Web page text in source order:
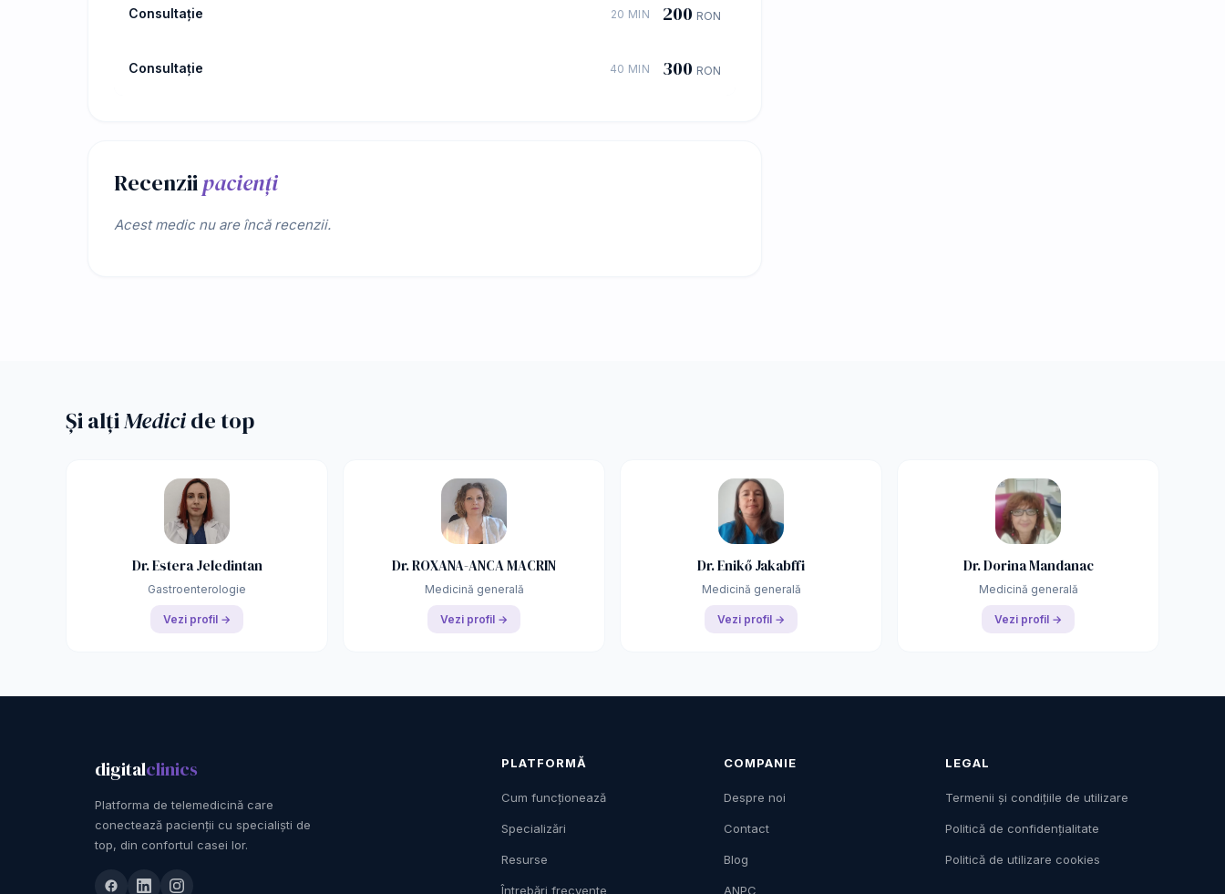
Consultație 20 MIN 200 RON
Consultație 40 MIN 300 RON
Recenziipacienți
Acest medic nu are încă recenzii.
Și alțiMedicide top
Dr. Estera Jeledintan
Gastroenterologie
Vezi profil →
Dr. ROXANA-ANCA MACRIN
Medicină generală
Vezi profil →
Dr. Enikő Jakabffi
Medicină generală
Vezi profil →
Dr. Dorina Mandanac
Medicină generală
Vezi profil →
digitalclinics
Platforma de telemedicină care
conectează pacienții cu specialiști de
top, din confortul casei lor.
PLATFORMĂ
Cum funcționează
Specializări
Resurse
Întrebări frecvente
COMPANIE
Despre noi
Contact
Blog
ANPC
LEGAL
Termenii și condițiile de utilizare
Politică de confidențialitate
Politică de utilizare cookies